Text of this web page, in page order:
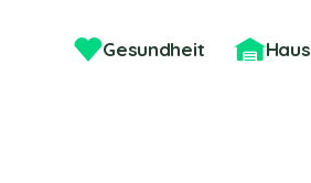
Gesundheit